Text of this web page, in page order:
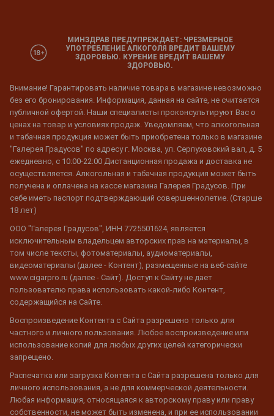
МИНЗДРАВ ПРЕДУПРЕЖДАЕТ: ЧРЕЗМЕРНОЕ
УПОТРЕБЛЕНИЕ АЛКОГОЛЯ ВРЕДИТ ВАШЕМУ
ЗДОРОВЬЮ. КУРЕНИЕ ВРЕДИТ ВАШЕМУ
ЗДОРОВЬЮ.
Внимание! Гарантировать наличие товара в магазине невозможно
без его бронирования. Информация, данная на сайте, не считается
публичной офертой. Наши специалисты проконсультируют Вас о
ценах на товар и условиях продаж. Уведомляем, что алкогольная
и табачная продукция может быть приобретена только в магазине
"Галерея Градусов" по адресу г. Москва, ул. Серпуховский вал, д. 5
ежедневно, с 10:00-22:00 Дистанционная продажа и доставка не
осуществляется. Алкогольная и табачная продукция может быть
получена и оплачена на кассе магазина Галерея Градусов. При
себе иметь паспорт подтверждающий совершеннолетие. (Старше
18 лет)
ООО "Галерея Градусов", ИНН 7725501624, является
исключительным владельцем авторских прав на материалы, в
том числе тексты, фотоматериалы, аудиоматериалы,
видеоматериалы (далее - Контент), размещенные на веб-сайте
www.cigarpro.ru (далее - Сайт). Доступ к Сайту не дает
пользователю права использовать какой-либо Контент,
содержащийся на Сайте.
Воспроизведение Контента с Сайта разрешено только для
частного и личного пользования. Любое воспроизведение или
использование копий для любых других целей категорически
запрещено.
Распечатка или загрузка Контента с Сайта разрешена только для
личного использования, а не для коммерческой деятельности.
Любая информация, относящаяся к авторскому праву или праву
собственности, не может быть изменена, и при ее использовании